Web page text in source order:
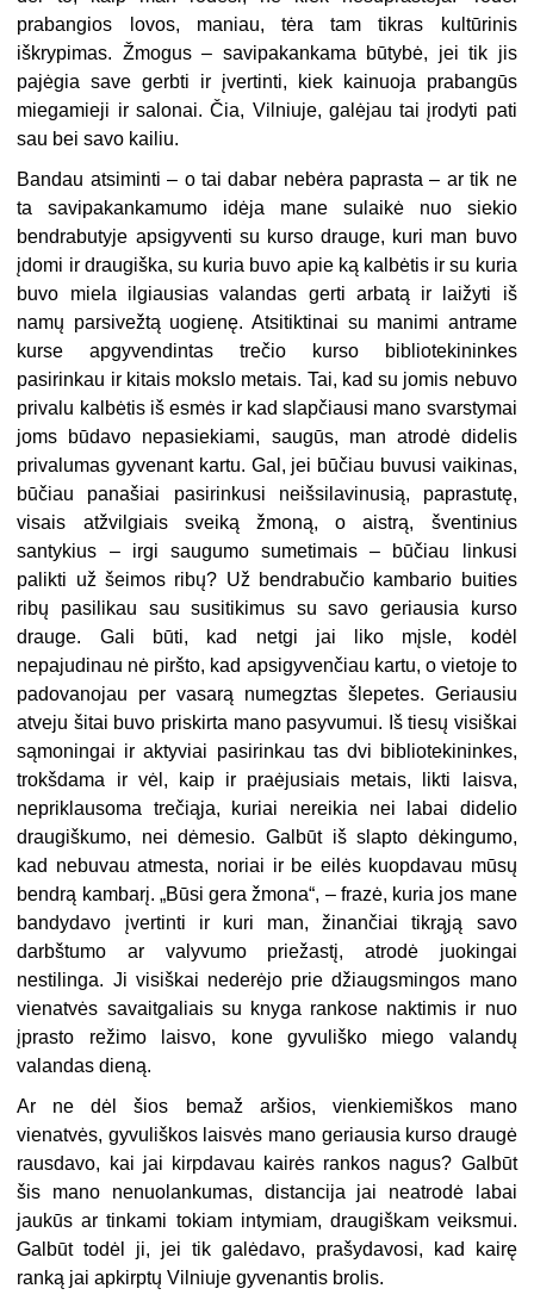
prabangios lovos, maniau, tėra tam tikras kultūrinis
iškrypimas. Žmogus – savipakankama būtybė, jei tik jis
pajėgia save gerbti ir įvertinti, kiek kainuoja prabangūs
miegamieji ir salonai. Čia, Vilniuje, galėjau tai įrodyti pati
sau bei savo kailiu.
Bandau atsiminti – o tai dabar nebėra paprasta – ar tik ne
ta savipakankamumo idėja mane sulaikė nuo siekio
bendrabutyje apsigyventi su kurso drauge, kuri man buvo
įdomi ir draugiška, su kuria buvo apie ką kalbėtis ir su kuria
buvo miela ilgiausias valandas gerti arbatą ir laižyti iš
namų parsivežtą uogienę. Atsitiktinai su manimi antrame
kurse apgyvendintas trečio kurso bibliotekininkes
pasirinkau ir kitais mokslo metais. Tai, kad su jomis nebuvo
privalu kalbėtis iš esmės ir kad slapčiausi mano svarstymai
joms būdavo nepasiekiami, saugūs, man atrodė didelis
privalumas gyvenant kartu. Gal, jei būčiau buvusi vaikinas,
būčiau panašiai pasirinkusi neišsilavinusią, paprastutę,
visais atžvilgiais sveiką žmoną, o aistrą, šventinius
santykius – irgi saugumo sumetimais – būčiau linkusi
palikti už šeimos ribų? Už bendrabučio kambario buities
ribų pasilikau sau susitikimus su savo geriausia kurso
drauge. Gali būti, kad netgi jai liko mįsle, kodėl
nepajudinau nė piršto, kad apsigyvenčiau kartu, o vietoje to
padovanojau per vasarą numegztas šlepetes. Geriausiu
atveju šitai buvo priskirta mano pasyvumui. Iš tiesų visiškai
sąmoningai ir aktyviai pasirinkau tas dvi bibliotekininkes,
trokšdama ir vėl, kaip ir praėjusiais metais, likti laisva,
nepriklausoma trečiąja, kuriai nereikia nei labai didelio
draugiškumo, nei dėmesio. Galbūt iš slapto dėkingumo,
kad nebuvau atmesta, noriai ir be eilės kuopdavau mūsų
bendrą kambarį. „Būsi gera žmona“, – frazė, kuria jos mane
bandydavo įvertinti ir kuri man, žinančiai tikrąją savo
darbštumo ar valyvumo priežastį, atrodė juokingai
nestilinga. Ji visiškai nederėjo prie džiaugsmingos mano
vienatvės savaitgaliais su knyga rankose naktimis ir nuo
įprasto režimo laisvo, kone gyvuliško miego valandų
valandas dieną.
Ar ne dėl šios bemaž aršios, vienkiemiškos mano
vienatvės, gyvuliškos laisvės mano geriausia kurso draugė
rausdavo, kai jai kirpdavau kairės rankos nagus? Galbūt
šis mano nenuolankumas, distancija jai neatrodė labai
jaukūs ar tinkami tokiam intymiam, draugiškam veiksmui.
Galbūt todėl ji, jei tik galėdavo, prašydavosi, kad kairę
ranką jai apkirptų Vilniuje gyvenantis brolis.